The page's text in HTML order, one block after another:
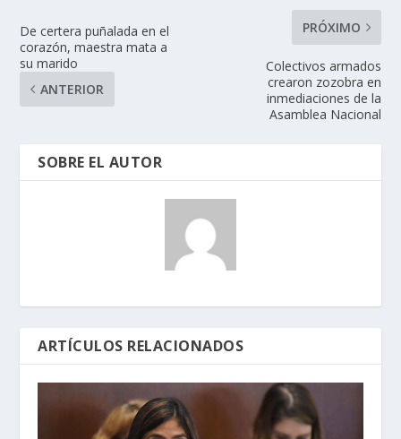
De certera puñalada en el
corazón, maestra mata a
su marido
ANTERIOR
PRÓXIMO
Colectivos armados
crearon zozobra en
inmediaciones de la
Asamblea Nacional
SOBRE EL AUTOR
ARTÍCULOS RELACIONADOS